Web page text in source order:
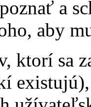
a
aby
ktorí sa